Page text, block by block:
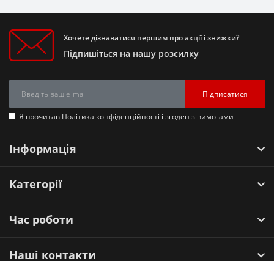
Хочете дізнаватися першим про акції і знижки?
Підпишіться на нашу розсилку
Підписатися
Я прочитав Політика конфіденційності і згоден з вимогами
Інформація
Категорії
Час роботи
Наші контакти